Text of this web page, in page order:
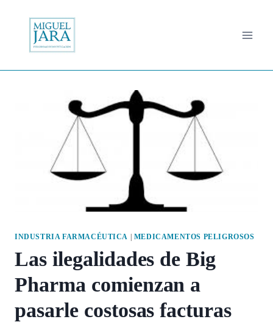
contenido
INDUSTRIA FARMACÉUTICA MEDICAMENTOS PELIGROSOS
Las ilegalidades de Big
Pharma comienzan a
pasarle costosas facturas